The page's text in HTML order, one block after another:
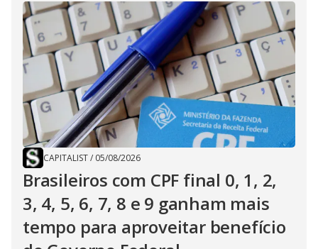
CAPITALIST/ 05/08/2026
Brasileiros com CPF final 0, 1, 2,
3, 4, 5, 6, 7, 8 e 9 ganham mais
tempo para aproveitar benefício